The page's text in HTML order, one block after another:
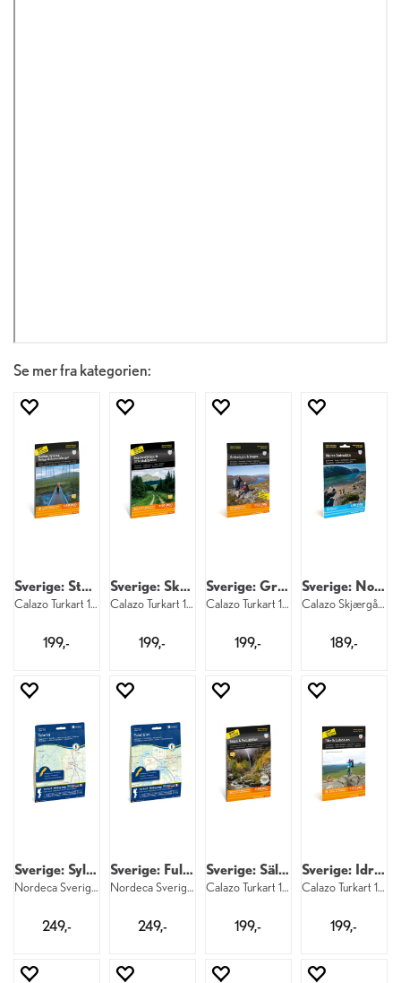
Se mer fra kategorien:
Sverige: Storlien Sylarna Helags Ramundb
Calazo Turkart 1:50 000
199,-
Sverige: Skäckerfjällen Offerdalsfjälen
Calazo Turkart 1:50 000
199,-
Sverige: Grövelsjön Rogen
Calazo Turkart 1:50 000
199,-
Sverige: Norra Bohuslän
Calazo Skjærgårdskart 1:50 000 Bohuslede
189,-
Sverige: Sylarna
Nordeca Sverige 7013 Sylarna
249,-
Sverige: Fulufjället
Nordeca Sverige 7019 Fulufjället
249,-
Sverige: Sälen Fulufjället
Calazo Turkart 1:50 000
199,-
Sverige: Idre og Lofsdalen
Calazo Turkart 1:50 000
199,-